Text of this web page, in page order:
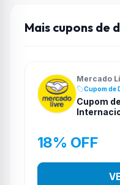
Mais cupons de
Mercado
Cupom de
Cupom
18% OFF